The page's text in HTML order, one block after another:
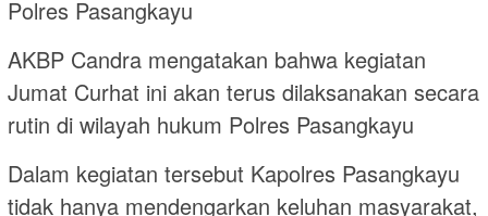
Polres Pasangkayu
AKBP Candra mengatakan bahwa kegiatan
Jumat Curhat ini akan terus dilaksanakan secara
rutin di wilayah hukum Polres Pasangkayu
Dalam kegiatan tersebut Kapolres Pasangkayu
tidak hanya mendengarkan keluhan masyarakat,